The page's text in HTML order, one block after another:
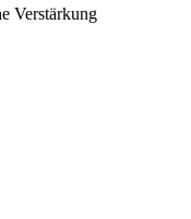
Verstärkung